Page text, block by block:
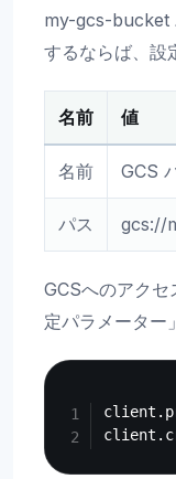
my-gcs-bucket
するならば、設
名前 値
名前 GCS
パス gcs://
GCSへのアクセ
定パラメーター